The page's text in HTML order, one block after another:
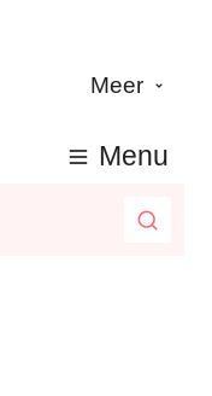
Meer
jou helpen?
Menu